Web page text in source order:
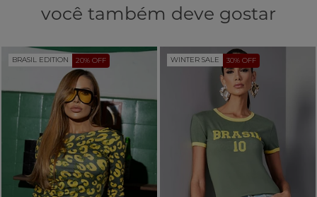
você também deve gostar
BRASIL EDITION 20% OFF WINTER SALE 30% OFF